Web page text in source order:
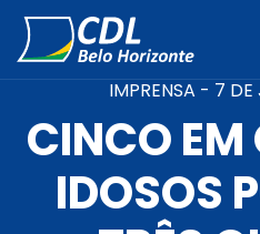
IMPRENSA - 7 DE
CINCO EM
IDOSOS